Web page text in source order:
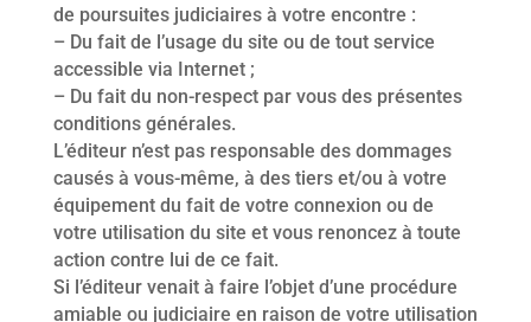
de poursuites judiciaires à votre encontre :
– Du fait de l’usage du site ou de tout service
accessible via Internet ;
– Du fait du non-respect par vous des présentes
conditions générales.
L’éditeur n’est pas responsable des dommages
causés à vous-même, à des tiers et/ou à votre
équipement du fait de votre connexion ou de
votre utilisation du site et vous renoncez à toute
action contre lui de ce fait.
Si l’éditeur venait à faire l’objet d’une procédure
amiable ou judiciaire en raison de votre utilisation